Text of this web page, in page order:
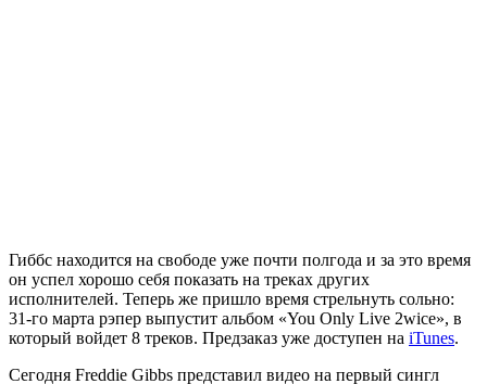
Гиббс находится на свободе уже почти полгода и за это время
он успел хорошо себя показать на треках других
исполнителей. Теперь же пришло время стрельнуть сольно:
31-го марта рэпер выпустит альбом «You Only Live 2wice», в
который войдет 8 треков. Предзаказ уже доступен на iTunes.
Сегодня Freddie Gibbs представил видео на первый сингл